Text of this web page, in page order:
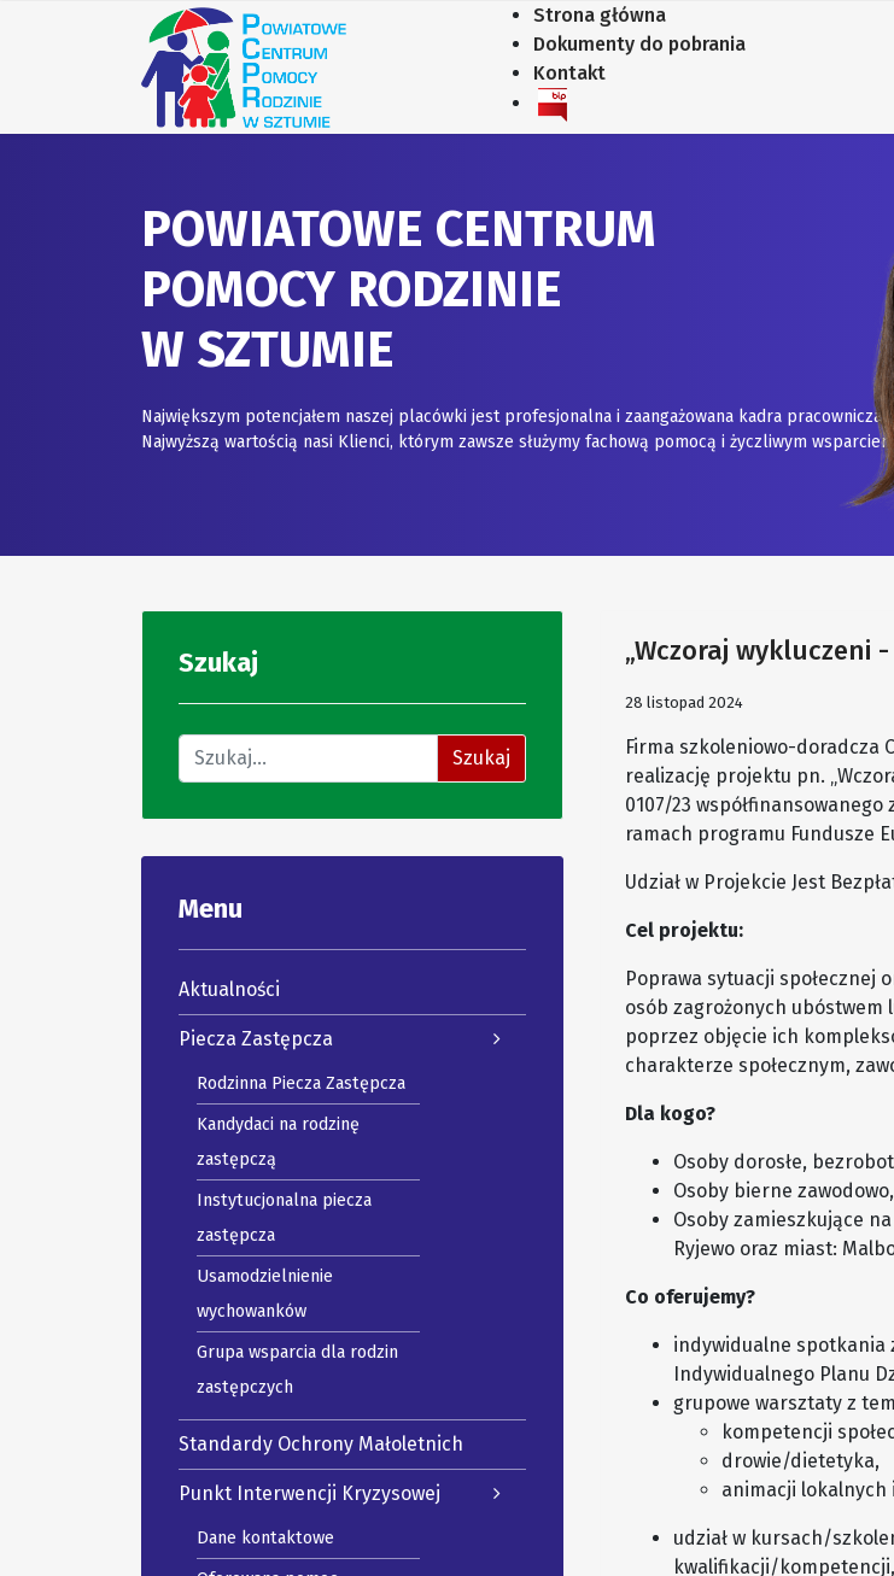
Strona główna
Dokumenty do pobrania
Kontakt
POWIATOWE CENTRUM
POMOCY RODZINIE
W SZTUMIE
Największym potencjałem naszej placówki jest profesjonalna i zaangażowana kadra pracownicza.
Najwyższą wartością nasi Klienci, którym zawsze służymy fachową pomocą i życzliwym wsparciem
Szukaj
Znajdź na stronie Szukaj
Menu
Aktualności
Piecza Zastępcza
Rodzinna Piecza Zastępcza
Kandydaci na rodzinę
zastępczą
Instytucjonalna piecza
zastępcza
Usamodzielnienie
wychowanków
Grupa wsparcia dla rodzin
zastępczych
Standardy Ochrony Małoletnich
Punkt Interwencji Kryzysowej
Dane kontaktowe
„Wczoraj wykluczeni
28 listopad 2024
Firma szkoleniowo-doradcza
realizację projektu pn.
0107/23
ramach programu Fundusze
Udział w Projekcie Jest
Cel projektu:
Poprawa sytuacji społecznej
osób zagrożonych ubóstwem
poprzez objęcie ich
charakterze społecznym,
Dla kogo?
Osoby dorosłe,
Osoby bierne zawodowo,
Osoby zamieszkujące
Ryjewo oraz miast:
Co oferujemy?
indywidualne spotkania
Indywidualnego Planu
grupowe warsztaty z
kompetencji
drowie/dietetyka,
animacji lokalnych
udział w kursach/
kwalifikacji/